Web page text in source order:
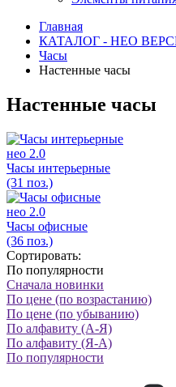
Главная
КАТАЛОГ - НЕО
Часы
Настенные часы
Настенные часы
нео 2.0
Часы интерьерные
(31 поз.)
нео 2.0
Часы офисные
(36 поз.)
Сортировать:
По популярности
Сначала новинки
По цене (по возрастанию)
По цене (по убыванию)
По алфавиту (А-Я)
По алфавиту (Я-А)
По популярности